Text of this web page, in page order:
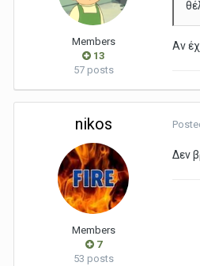
Members
13
57 posts
Αν
nikos
Members
7
53 posts
Δεν